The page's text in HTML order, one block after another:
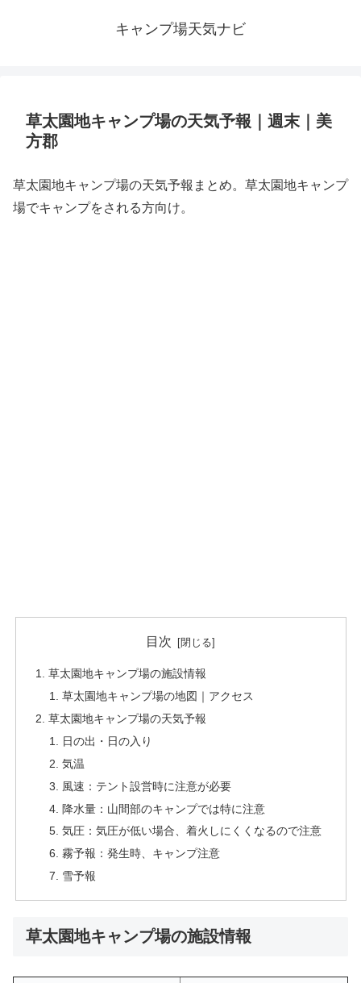
キャンプ場天気ナビ
草太園地キャンプ場の天気予報｜週末｜美
方郡
草太園地キャンプ場の天気予報まとめ。草太園地キャンプ
場でキャンプをされる方向け。
目次
草太園地キャンプ場の施設情報
草太園地キャンプ場の地図｜アクセス
草太園地キャンプ場の天気予報
日の出・日の入り
気温
風速：テント設営時に注意が必要
降水量：山間部のキャンプでは特に注意
気圧：気圧が低い場合、着火しにくくなるので注意
霧予報：発生時、キャンプ注意
雪予報
草太園地キャンプ場の施設情報